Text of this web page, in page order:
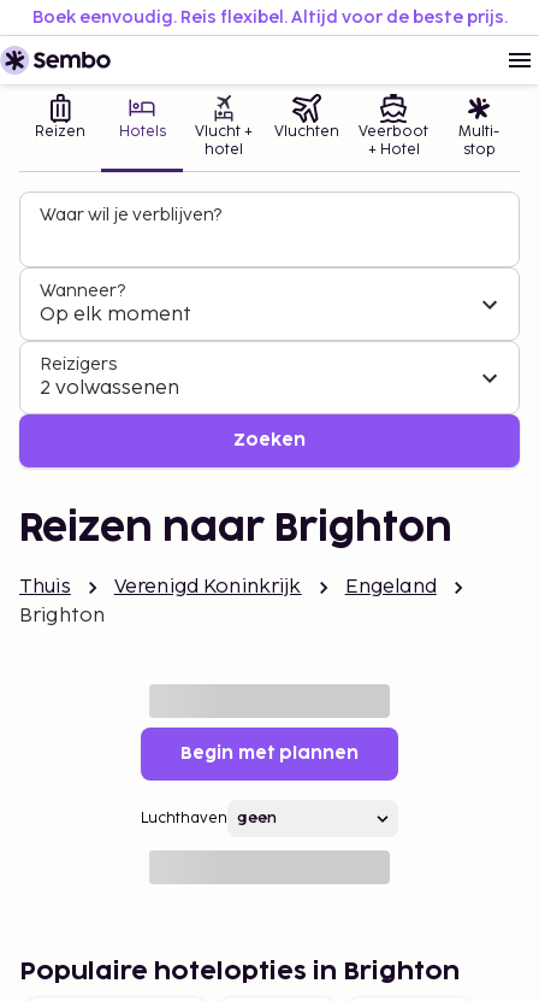
Boek eenvoudig. Reis flexibel. Altijd voor de beste prijs.
Reizen Hotels
Vlucht +
hotel
Vluchten
Veerboot
+ Hotel
Multi-
stop
Waar wil je verblijven?
Wanneer?
Op elk moment
Reizigers
2 volwassenen
Zoeken
Reizen naar Brighton
Thuis Verenigd Koninkrijk
Engeland
Brighton
Begin met plannen
Luchthaven
Populaire hotelopties in Brighton